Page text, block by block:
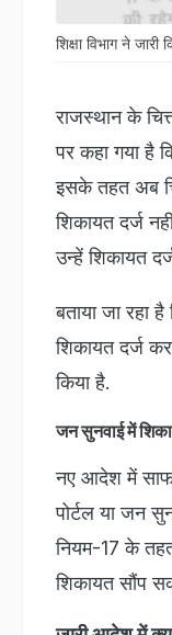
शिक्षा विभाग ने
राजस्थान के
पर कहा गया है
इसके तहत अब
शिकायत दर्ज
उन्हें शिकायत
बताया जा रहा
शिकायत दर्ज
किया है.
जन सुनवाई में
नए आदेश में साफ
पोर्टल या जन
नियम-17 के
शिकायत सौंप